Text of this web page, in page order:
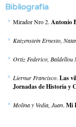
Bibliografía
Mirador Nro 2. Antonio
Katzenstein Ernesto,
Ortiz Federico, Baldellou
Liernur Francisco. Las
Jornadas de Historia y
Molina y Vedia, Juan. Mi